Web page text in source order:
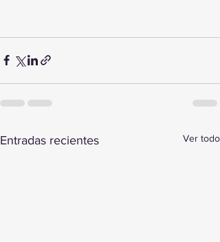
Entradas recientes Ver todo